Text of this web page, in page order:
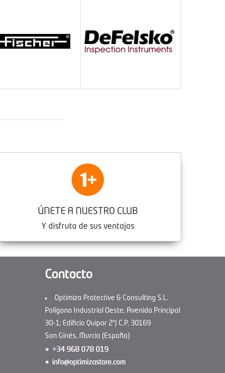
ÚNETE A NUESTRO CLUB
Y disfruta de sus ventajas
Contacto
Optimiza Protective & Consulting S.L.
Polígono Industrial Oeste, Avenida Principal
30-1; Edificio Quipar 2ºJ C.P. 30169
San Ginés, Murcia (España)